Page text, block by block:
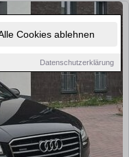
Cookies ablehnen
Datenschutzerklärung